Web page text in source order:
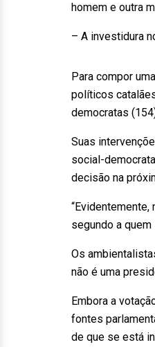
homem e outra
– A investidura
Para compor
políticos
democratas
Suas
social-
decisão na
segundo a
Os
não é uma
Embora a
fontes
de que se está